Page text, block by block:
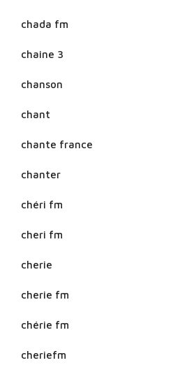
chada fm
chaine 3
chanson
chant
chante france
chanter
chéri fm
cheri fm
cherie
cherie fm
chérie fm
cheriefm